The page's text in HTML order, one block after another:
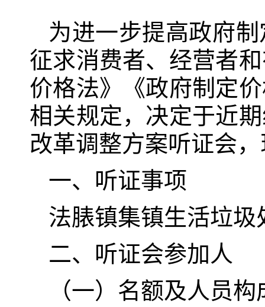
为进一步提高政府
征求消费者、经营者
价格法》《政府制定
相关规定，决定于近
改革调整方案听证会
一、听证事项
法脿镇集镇生活垃
二、听证会参加人
（一）名额及人员构